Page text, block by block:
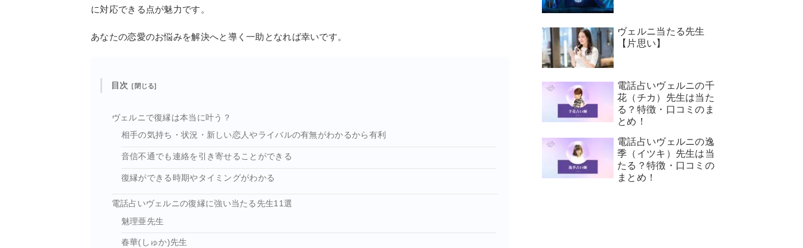
に対応できる点が魅力です。
あなたの恋愛のお悩みを解決へと導く一助となれば幸いです。
目次
ヴェルニで復縁は本当に叶う？
相手の気持ち・状況・新しい恋人やライバルの有無がわかるから有利
音信不通でも連絡を引き寄せることができる
復縁ができる時期やタイミングがわかる
電話占いヴェルニの復縁に強い当たる先生11選
魅理亜先生
春華(しゅか)先生
ヴェルニ当たる先生
【片思い】
電話占いヴェルニの千
花（チカ）先生は当た
る？特徴・口コミのま
とめ！
電話占いヴェルニの逸
季（イツキ）先生は当
たる？特徴・口コミの
まとめ！